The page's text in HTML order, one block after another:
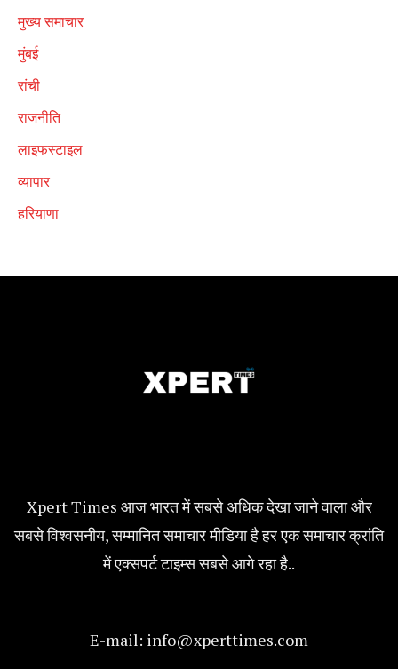
मुख्य समाचार
मुंबई
रांची
राजनीति
लाइफस्टाइल
व्यापार
हरियाणा
Xpert Times आज भारत में सबसे अधिक देखा जाने वाला और
सबसे विश्वसनीय, सम्मानित समाचार मीडिया है हर एक समाचार क्रांति
में एक्सपर्ट टाइम्स सबसे आगे रहा है..
E-mail: info@xperttimes.com